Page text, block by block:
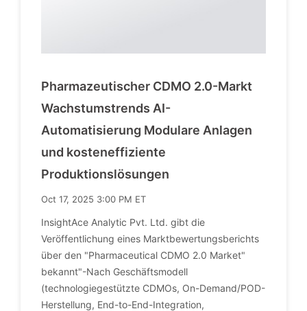
Pharmazeutischer CDMO 2.0-Markt
Wachstumstrends AI-
Automatisierung Modulare Anlagen
und kosteneffiziente
Produktionslösungen
Oct 17, 2025 3:00 PM ET
InsightAce Analytic Pvt. Ltd. gibt die
Veröffentlichung eines Marktbewertungsberichts
über den "Pharmaceutical CDMO 2.0 Market"
bekannt"-Nach Geschäftsmodell
(technologiegestützte CDMOs, On-Demand/POD-
Herstellung, End-to-End-Integration,